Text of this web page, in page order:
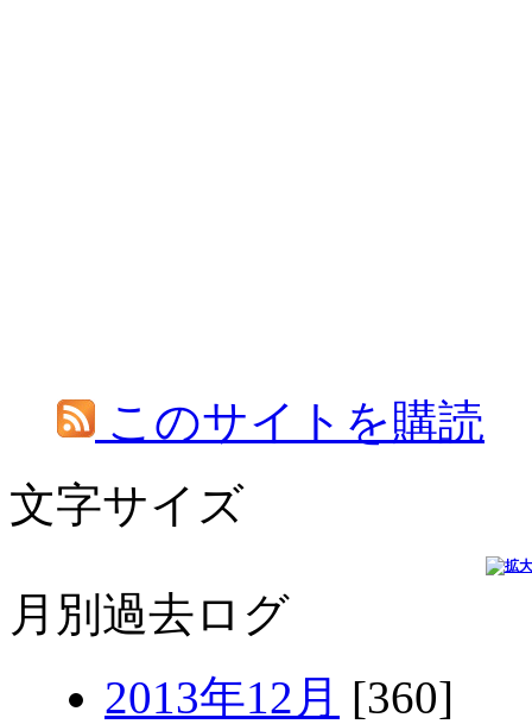
このサイトを購読
文字サイズ
月別過去ログ
2013年12月 [360]